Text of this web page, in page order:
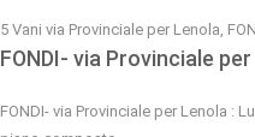
5 Vani via Provinciale per Lenola,
FONDI- via Provinciale
FONDI- via Provinciale per Lenola :